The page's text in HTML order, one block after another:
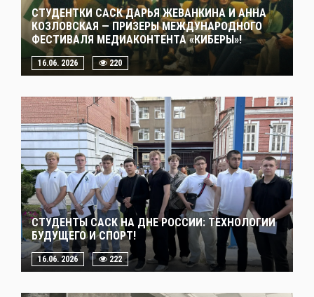
СТУДЕНТКИ САСК ДАРЬЯ ЖЕВАНКИНА И АННА
КОЗЛОВСКАЯ — ПРИЗЕРЫ МЕЖДУНАРОДНОГО
ФЕСТИВАЛЯ МЕДИАКОНТЕНТА «КИБЕРЫ»!
16.06. 2026 220
СТУДЕНТЫ САСК НА ДНЕ РОССИИ: ТЕХНОЛОГИИ
БУДУЩЕГО И СПОРТ!
16.06. 2026 222